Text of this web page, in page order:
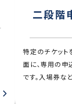
二段階
特定のチケッ
面に、専用の
です。入場券